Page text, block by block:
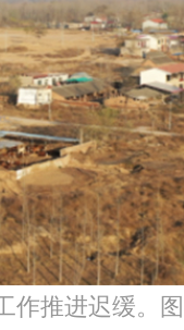
作推进迟缓。